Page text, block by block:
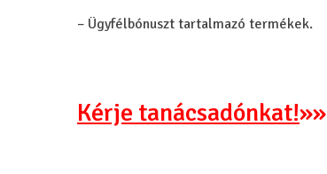
– Ügyfélbónuszt tartalmazó termékek.
Kérje tanácsadónkat!»»